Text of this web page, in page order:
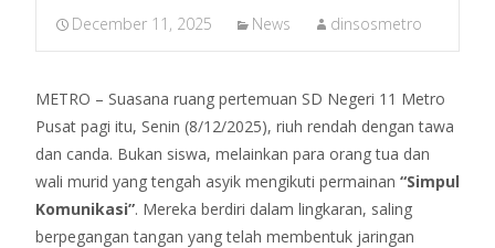
December 11, 2025 News dinsosmetro
METRO – Suasana ruang pertemuan SD Negeri 11 Metro
Pusat pagi itu, Senin (8/12/2025), riuh rendah dengan tawa
dan canda. Bukan siswa, melainkan para orang tua dan
wali murid yang tengah asyik mengikuti permainan “Simpul
Komunikasi”. Mereka berdiri dalam lingkaran, saling
berpegangan tangan yang telah membentuk jaringan